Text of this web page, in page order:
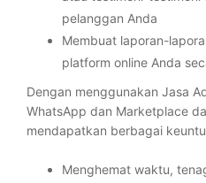
pelanggan Anda
Membuat laporan-
platform online Anda
Dengan menggunakan Jasa
WhatsApp dan Marketplace
mendapatkan berbagai
Menghemat waktu,